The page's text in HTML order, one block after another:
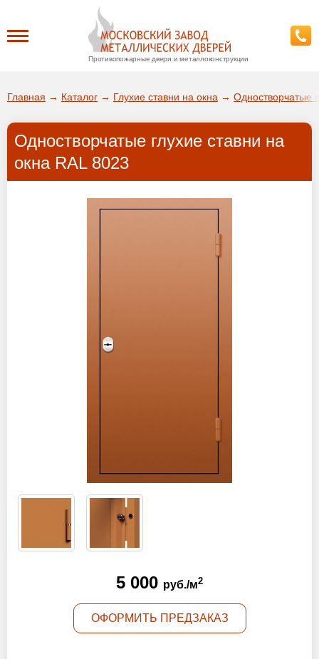
Противопожарные двери и металлоконструкции
ДА!
ВЫБРАТЬ ДРУГОЙ ГОРОД
О заводе
Доставка
+7 (495) 767-19-79
Закажите звонок
info@protivopozharnie-dveri.ru
Работаем без выходных!
Главная → Каталог → Глухие ставни на окна → Одностворчатые
Одностворчатые глухие ставни на
окна RAL 8023
5 000 руб./м2
ОФОРМИТЬ ПРЕДЗАКАЗ